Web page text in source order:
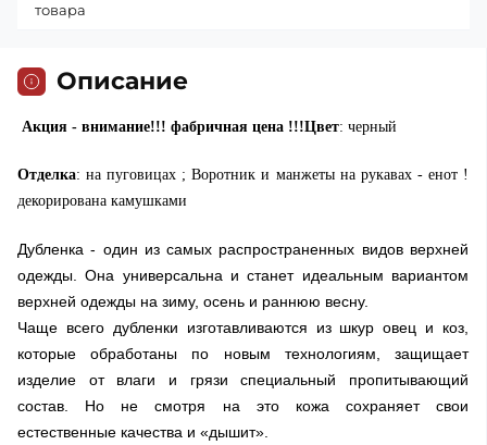
Описание
Акция - внимание!!! фабричная цена !!!Цвет: черный
Отделка: на пуговицах ; Воротник и манжеты на рукавах - енот !
декорирована камушками
Дубленка - один из самых распространенных видов верхней
одежды. Она универсальна и станет идеальным вариантом
верхней одежды на зиму, осень и раннюю весну.
Чаще всего дубленки изготавливаются из шкур овец и коз,
которые обработаны по новым технологиям, защищает
изделие от влаги и грязи специальный пропитывающий
состав. Но не смотря на это кожа сохраняет свои
естественные качества и «дышит».
товара